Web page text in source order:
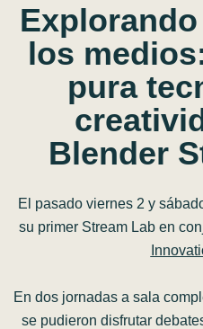
Explorando
los
pura
Blender
El pasado viernes 2 y
su primer Stream Lab en
En dos jornadas a sala
se pudieron disfrutar